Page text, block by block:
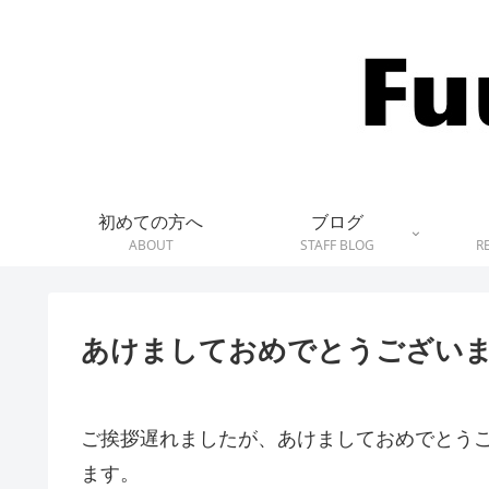
初めての方へ
ABOUT
ブログ
STAFF BLOG
あけましておめでとうござい
ご挨拶遅れましたが、あけましておめでとう
ます。